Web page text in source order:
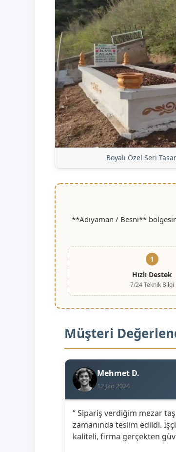
Boyalı Özel Seri
**Adıyaman / Besni**
1
Hızlı Destek
7/24 Teknik Bilgi
Müşteri
Mehmet D.
12 Jan 2024
“ Sipariş verdiğim mezar
zamanında teslim edildi.
kaliteli, firma gerçekten